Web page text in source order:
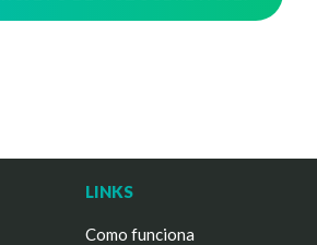
LINKS
Como funciona